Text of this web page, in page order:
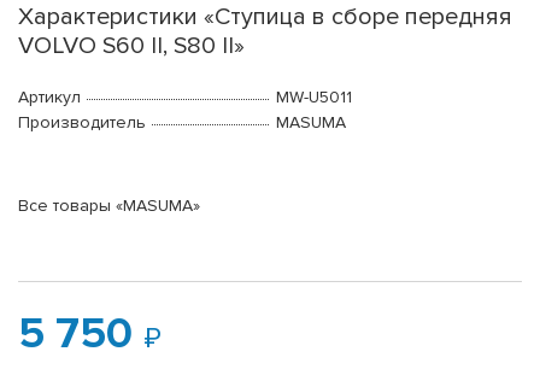
Характеристики «Ступица в сборе передняя
VOLVO S60 II, S80 II»
Артикул
MW-U5011
Производитель
MASUMA
Все товары «MASUMA»
5 750